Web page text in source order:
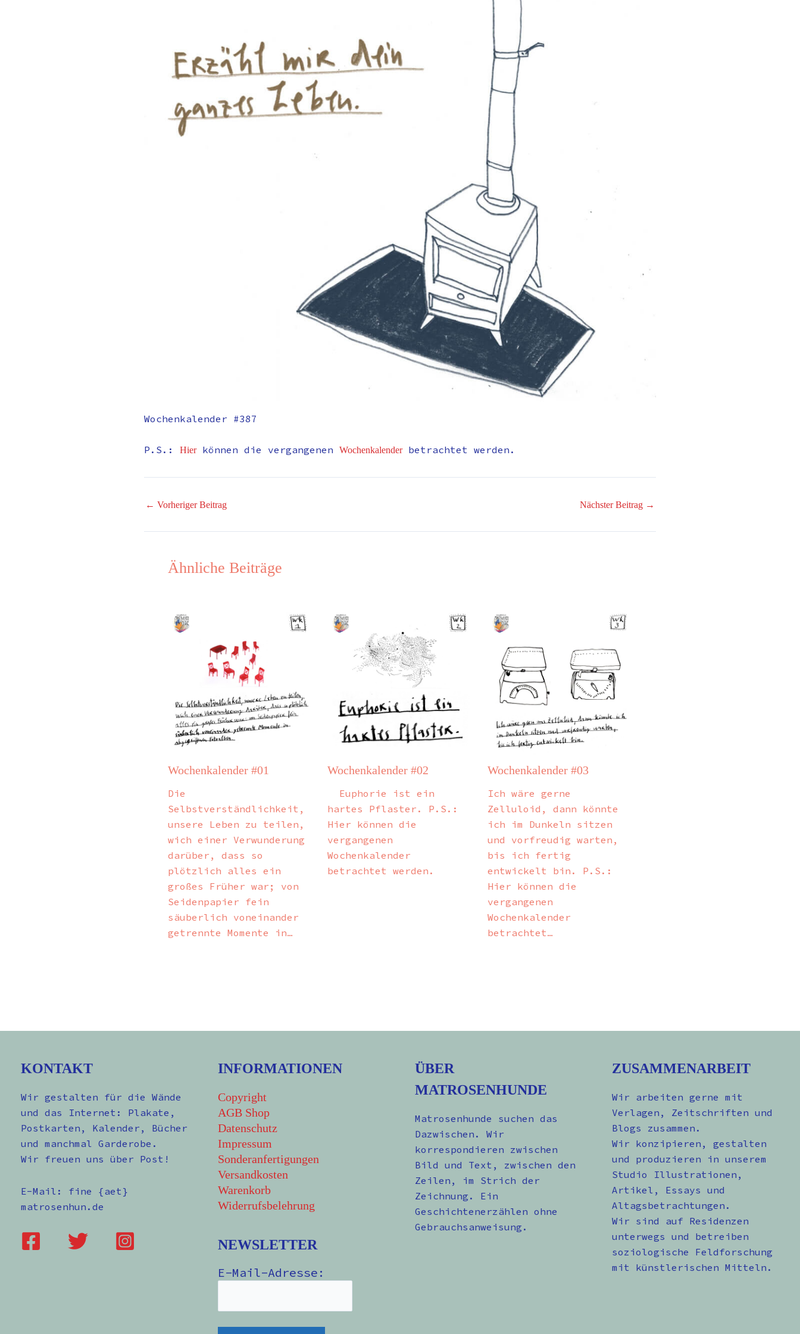
Wochenkalender #387
P.S.: Hierkönnen die vergangenen Wochenkalenderbetrachtet werden.
← Vorheriger Beitrag Nächster Beitrag →
Ähnliche Beiträge
Wochenkalender #01
Die
Selbstverständlichkeit,
unsere Leben zu teilen,
wich einer Verwunderung
darüber, dass so
plötzlich alles ein
großes Früher war; von
Seidenpapier fein
säuberlich voneinander
getrennte Momente in…
Wochenkalender #02
Euphorie ist ein
hartes Pflaster. P.S.:
Hier können die
vergangenen
Wochenkalender
betrachtet werden.
Wochenkalender #03
Ich wäre gerne
Zelluloid, dann könnte
ich im Dunkeln sitzen
und vorfreudig warten,
bis ich fertig
entwickelt bin. P.S.:
Hier können die
vergangenen
Wochenkalender
betrachtet…
KONTAKT
Wir gestalten für die Wände
und das Internet: Plakate,
Postkarten, Kalender, Bücher
und manchmal Garderobe.
Wir freuen uns über Post!
E-Mail: fine {aet}
matrosenhun.de
INFORMATIONEN
Copyright
AGB Shop
Datenschutz
Impressum
Sonderanfertigungen
Versandkosten
Warenkorb
Widerrufsbelehrung
NEWSLETTER
E-Mail-Adresse:
ÜBER
MATROSENHUNDE
Matrosenhunde suchen das
Dazwischen. Wir
korrespondieren zwischen
Bild und Text, zwischen den
Zeilen, im Strich der
Zeichnung. Ein
Geschichtenerzählen ohne
Gebrauchsanweisung.
ZUSAMMENARBEIT
Wir arbeiten gerne mit
Verlagen, Zeitschriften und
Blogs zusammen.
Wir konzipieren, gestalten
und produzieren in unserem
Studio Illustrationen,
Artikel, Essays und
Altagsbetrachtungen.
Wir sind auf Residenzen
unterwegs und betreiben
soziologische Feldforschung
mit künstlerischen Mitteln.